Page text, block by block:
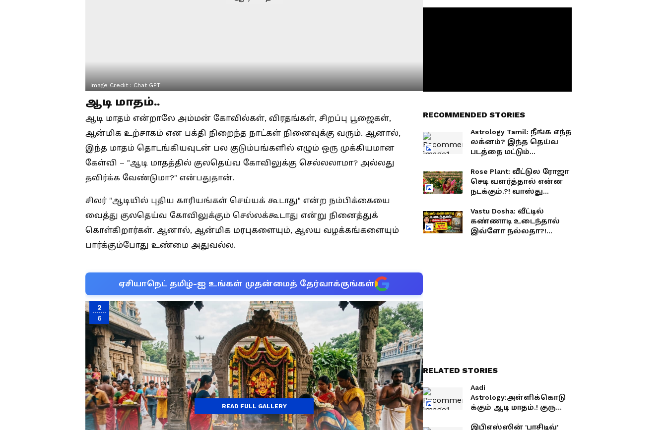
Image Credit : Chat GPT
ஆடி மாதம்..
ஆடி மாதம் என்றாலே அம்மன் கோவில்கள், விரதங்கள், சிறப்பு பூஜைகள்,
ஆன்மிக உற்சாகம் என பக்தி நிறைந்த நாட்கள் நினைவுக்கு வரும். ஆனால்,
இந்த மாதம் தொடங்கியவுடன் பல குடும்பங்களில் எழும் ஒரு முக்கியமான
கேள்வி – "ஆடி மாதத்தில் குலதெய்வ கோவிலுக்கு செல்லலாமா? அல்லது
தவிர்க்க வேண்டுமா?" என்பதுதான்.
சிலர் "ஆடியில் புதிய காரியங்கள் செய்யக் கூடாது" என்ற நம்பிக்கையை
வைத்து குலதெய்வ கோவிலுக்கும் செல்லக்கூடாது என்று நினைத்துக்
கொள்கிறார்கள். ஆனால், ஆன்மிக மரபுகளையும், ஆலய வழக்கங்களையும்
பார்க்கும்போது உண்மை அதுவல்ல.
ஏசியாநெட் தமிழ்-ஐ உங்கள் முதன்மைத் தேர்வாக்குங்கள்
2
6
READ FULL GALLERY
RECOMMENDED STORIES
Astrology Tamil: நீங்க எந்த
லக்னம்? இந்த தெய்வ
படத்தை மட்டும்
சௌபாக்கியமும் தேடி
வரும்!
Rose Plant: வீட்டுல ரோஜா
செடி வளர்த்தால் என்ன
நடக்கும்.?! வாஸ்து
உண்மைகள்!
Vastu Dosha: வீட்டில்
கண்ணாடி உடைந்தால்
இவ்ளோ நல்லதா?!
RELATED STORIES
Aadi
Astrology:அள்ளிக்கொடு
க்கும் ஆடி மாதம்.! குரு
காட்டில் பணமழை.! 2
இபிஎஸ்ஸின் 'பாசிடிவ்'